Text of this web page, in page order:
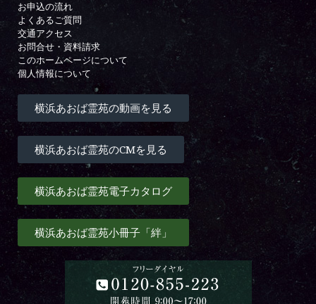
お申込の流れ
よくあるご質問
交通アクセス
お問合せ・資料請求
このホームページについて
個人情報について
横浜あおば霊苑の動画を見る
横浜あおば霊苑のCMを見る
横浜あおば霊苑電子カタログ
横浜あおば霊苑小冊子「絆」